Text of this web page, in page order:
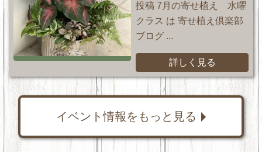
投稿 7月の寄せ植え 水曜
クラス は 寄せ植え倶楽部
ブログ ...
詳しく見る
イベント情報をもっと見る